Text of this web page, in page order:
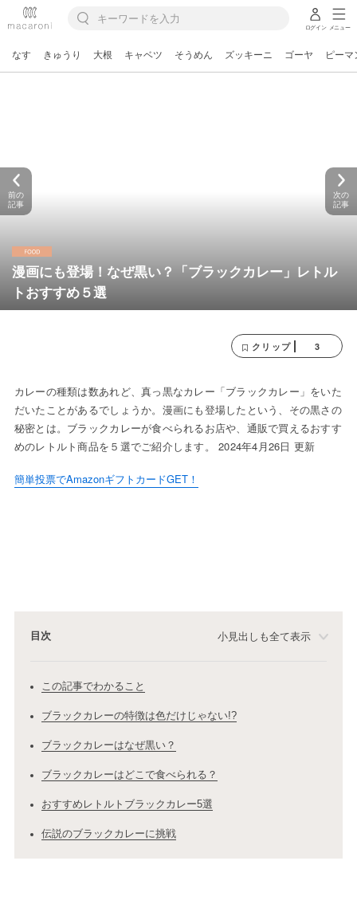
ログイン メニュー
なす きゅうり 大根 キャベツ そうめん ズッキーニ ゴーヤ ピーマ
漫画にも登場！なぜ黒い？「ブラックカレー」レトル
トおすすめ５選
前の
記事
次の
記事
クリップ 3
カレーの種類は数あれど、真っ黒なカレー「ブラックカレー」をいた
だいたことがあるでしょうか。漫画にも登場したという、その黒さの
秘密とは。ブラックカレーが食べられるお店や、通販で買えるおすす
めのレトルト商品を５選でご紹介します。 2024年4月26日 更新
簡単投票でAmazonギフトカードGET！
目次 小見出しも全て表示
この記事でわかること
ブラックカレーの特徴は色だけじゃない!?
ブラックカレーはなぜ黒い？
ブラックカレーはどこで食べられる？
おすすめレトルトブラックカレー5選
伝説のブラックカレーに挑戦